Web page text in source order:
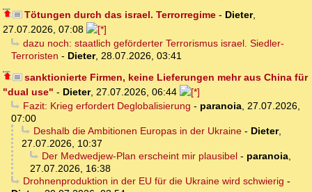
Tötungen durch das israel. Terrorregime- Dieter,
27.07.2026, 07:08
dazu noch: staatlich geförderter Terrorismus israel. Siedler-
Terroristen - Dieter, 28.07.2026, 03:41
sanktionierte Firmen, keine Lieferungen mehr aus China für
"dual use" - Dieter, 27.07.2026, 06:44
Fazit: Krieg erfordert Deglobalisierung - paranoia, 27.07.2026,
07:00
Deshalb die Ambitionen Europas in der Ukraine- Dieter,
27.07.2026, 10:37
Der Medwedjew-Plan erscheint mir plausibel- paranoia,
27.07.2026, 16:38
Drohnenproduktion in der EU für die Ukraine wird schwierig -